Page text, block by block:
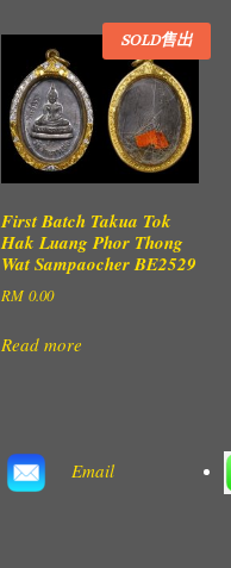
SOLD售出
First Batch Takua Tok
Hak Luang Phor Thong
Wat Sampaocher BE2529
RM 0.00
Read more
Email